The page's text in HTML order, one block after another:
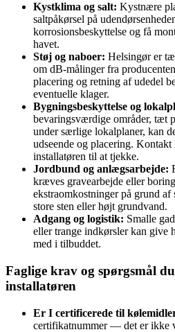
Kystklima og salt: Kystnære
saltpåkørsel på
korrosionsbeskyttelse og få
havet.
Støj og naboer: Helsingør er
om dB‑målinger fra
placering og retning af udedel
eventuelle klager.
Bygningsbeskyttelse og
bevaringsværdige områder, tæt
under særlige lokalplaner, kan
udseende og placering.
installatøren til at tjekke.
Jordbund og anlægsarbejde:
kræves gravearbejde eller
ekstraomkostninger på grund
store sten eller højt grundvand.
Adgang og logistik: Smalle
eller trange indkørsler kan
med i tilbuddet.
Faglige krav og spørgsmål
installatøren
Er I certificerede til kølemidler
certifikatnummer — det er ikke